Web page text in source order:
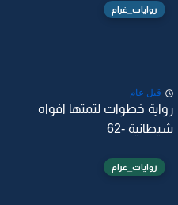
روايات_غرام
قبل عام
رواية خطوات لثمتها افواه
شيطانية -62
روايات_غرام